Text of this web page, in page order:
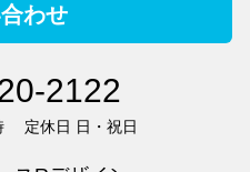
わせ
2122
定休日 日・祝日